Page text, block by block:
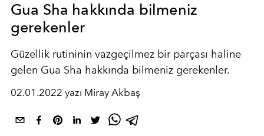
Gua Sha hakkında bilmeniz
gerekenler
Güzellik rutininin vazgeçilmez bir parçası haline
gelen Gua Sha hakkında bilmeniz gerekenler.
02.01.2022 yazı Miray Akbaş